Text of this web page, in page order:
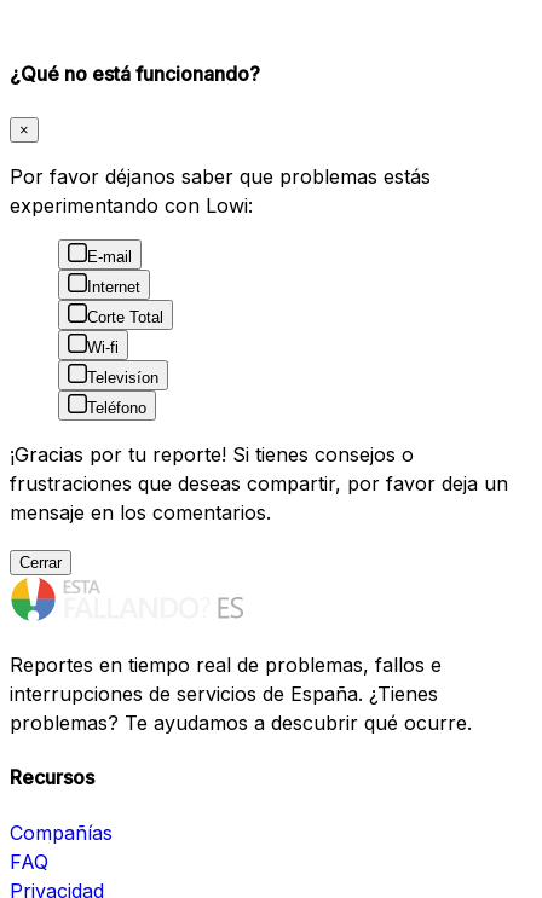
¿Qué no está funcionando?
×
Por favor déjanos saber que problemas estás
experimentando con Lowi:
E-mail
Internet
Corte Total
Wi-fi
Televisíon
Teléfono
¡Gracias por tu reporte! Si tienes consejos o
frustraciones que deseas compartir, por favor deja un
mensaje en los comentarios.
Cerrar
Reportes en tiempo real de problemas, fallos e
interrupciones de servicios de España. ¿Tienes
problemas? Te ayudamos a descubrir qué ocurre.
Recursos
Compañías
FAQ
Privacidad